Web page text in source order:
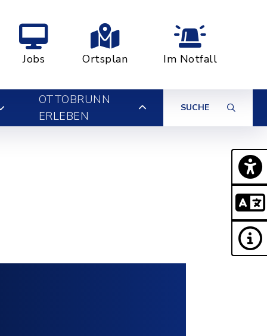
Jobs Ortsplan Im Notfall
OTTOBRUNN
ERLEBEN
SUCHE